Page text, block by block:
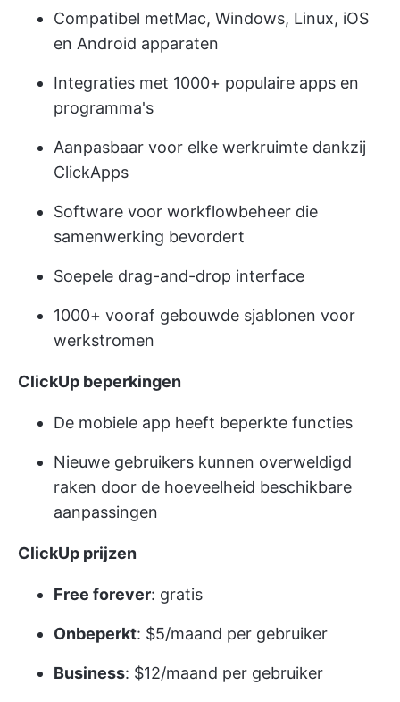
Compatibel metMac, Windows, Linux, iOS
en Android apparaten
Integraties met 1000+ populaire apps en
programma's
Aanpasbaar voor elke werkruimte dankzij
ClickApps
Software voor workflowbeheer die
samenwerking bevordert
Soepele drag-and-drop interface
1000+ vooraf gebouwde sjablonen voor
werkstromen
ClickUp beperkingen
De mobiele app heeft beperkte functies
Nieuwe gebruikers kunnen overweldigd
raken door de hoeveelheid beschikbare
aanpassingen
ClickUp prijzen
Free forever: gratis
Onbeperkt: $5/maand per gebruiker
Business: $12/maand per gebruiker